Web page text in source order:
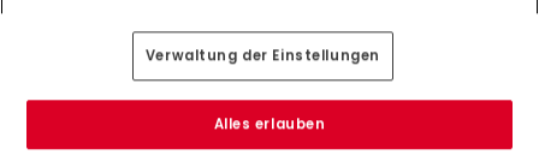
Verwaltung der Einstellungen
Alles erlauben